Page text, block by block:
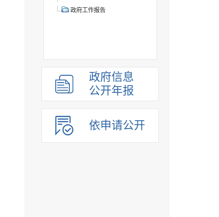
政府工作报告
政府信息
公开年报
依申请公开